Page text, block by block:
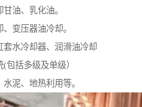
油、乳化油。
变压器油冷却。
水冷却器、润滑油冷却
包括多级及单级）
泥、地热利用等。